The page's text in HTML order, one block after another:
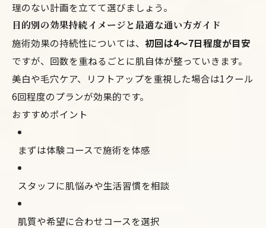
理のない計画を立てて選びましょう。
目的別の効果持続イメージと最適な通い方ガイド
施術効果の持続性については、 初回は4〜7日程度が目安
ですが、回数を重ねるごとに肌自体が整っていきます。
美白や毛穴ケア、リフトアップを重視した場合は1クール
6回程度のプランが効果的です。
おすすめポイント
まずは体験コースで施術を体感
スタッフに肌悩みや生活習慣を相談
肌質や希望に合わせコースを選択